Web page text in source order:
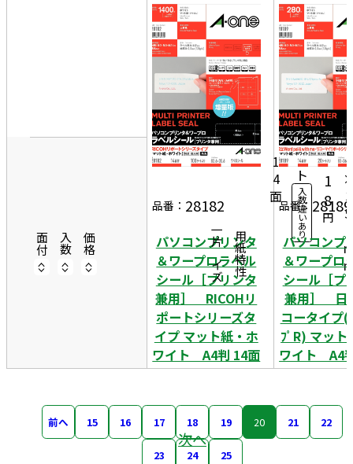
面付 入数 価格 一片サイズ用紙特性
品番： 28182
パソコンプリンタ
＆ワープロラベル
シール［プリンタ
兼用］ RICOHリ
ポートシリーズタ
イプ マット紙・ホ
ワイト A4判 14面
1
4
面
10
0シ
ー
ト
入
数
違
い
あ
り
5,
9
1
8
円
8
6
3
品番： 28189
パソコンプ
＆ワープロ
シール［プ
兼用］ 日
コータイプ(
ﾌﾟR) マット
ワイト A4
前へ 15 16 17 18 19 20 21 22
23 24 25
次へ